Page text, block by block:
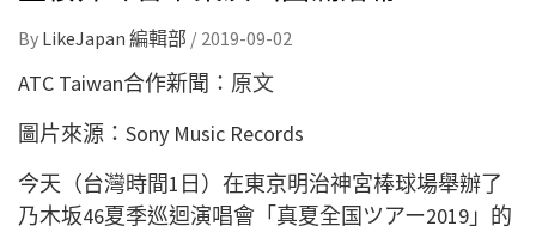
By LikeJapan 編輯部 / 2019-09-02
ATC Taiwan合作新聞： 原文
圖片來源：Sony Music Records
今天（台灣時間1 日）在東京明治神宮棒球場舉辦了
乃木坂46夏季巡迴演唱會「真夏全国ツアー2019 」的